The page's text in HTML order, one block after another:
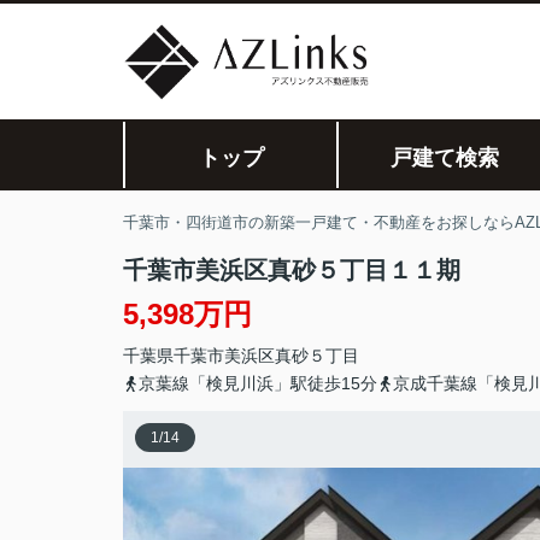
トップ 戸建て検索
千葉市・四街道市の新築一戸建て・不動産をお探しなら
千葉市美浜区真砂５丁目１１期
5,398万円
千葉県千葉市美浜区真砂５丁目
京葉線「検見川浜」駅徒歩15分
京成千葉線「検見
1/14